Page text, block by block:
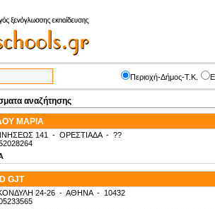
Περιοχή-Δήμος-Τ.Κ.
αναζήτησης
ΜΑΡΙΑ
141 - ΟΡΕΣΤΙΑΔΑ- ??
GJT
24-26 - ΑΘΗΝΑ- 10432